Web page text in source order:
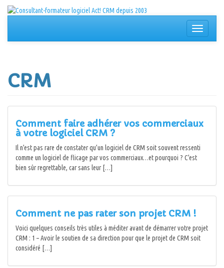
Aller
Afficher/
la
CRM
Comment faire adhérer vos commerciaux
à votre logiciel CRM ?
Il n’est pas rare de constater qu’un logiciel de CRM soit souvent ressenti
comme un logiciel de flicage par vos commerciaux…et pourquoi ? C’est
bien sûr regrettable, car sans leur […]
Comment ne pas rater son projet CRM !
Voici quelques conseils très utiles à méditer avant de démarrer votre projet
CRM : 1 – Avoir le soutien de sa direction pour que le projet de CRM soit
considéré […]